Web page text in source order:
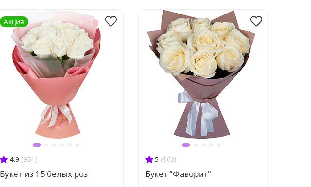
4.9 (951)
Букет из 15 белых роз
Акция
5 (960)
Букет "Фаворит"